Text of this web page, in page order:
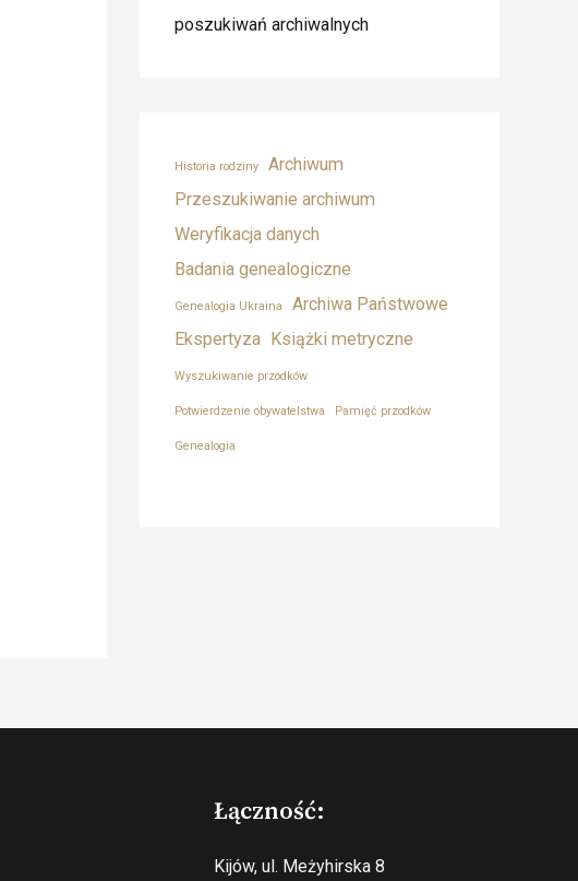
poszukiwań archiwalnych
Historia rodziny
Archiwum
Przeszukiwanie archiwum
Weryfikacja danych
Badania genealogiczne
Genealogia Ukraina
Archiwa Państwowe
Ekspertyza Książki metryczne
Wyszukiwanie przodków
Potwierdzenie obywatelstwa Pamięć przodków
Genealogia
Łączność:
Kijów, ul. Meżyhirska 8